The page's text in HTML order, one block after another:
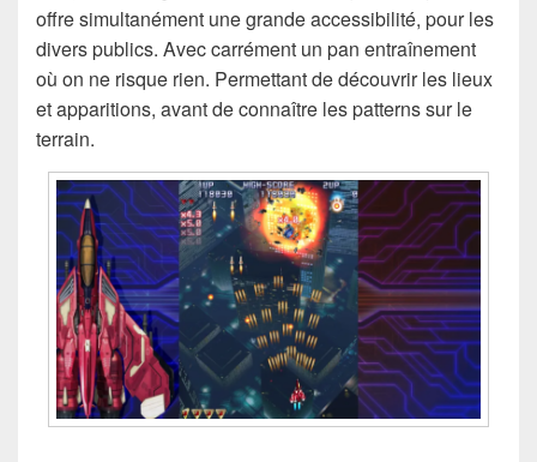
offre simultanément une grande accessibilité, pour les
divers publics. Avec carrément un pan entraînement
où on ne risque rien. Permettant de découvrir les lieux
et apparitions, avant de connaître les patterns sur le
terrain.